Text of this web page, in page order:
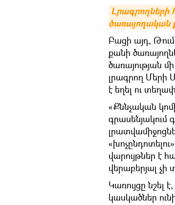
Լրագրողների
ծառայողական
Բացի այդ,
քանի
ծառայության
լրագրող Մերի
է եղել ու
«Քննչական
վարույթներ է
վերաբերյալ չի
Կառույցը նշել
կասկածներ